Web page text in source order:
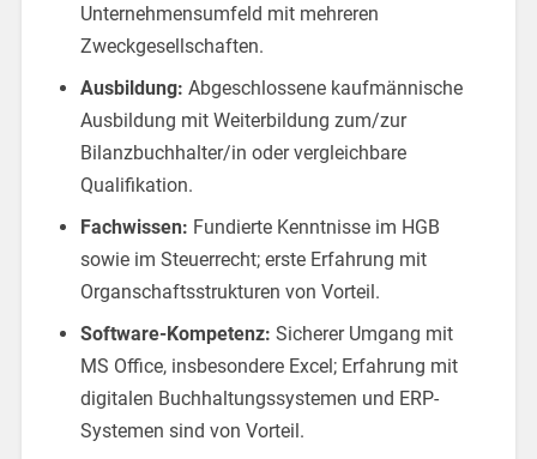
Unternehmensumfeld mit mehreren
Zweckgesellschaften.
Ausbildung: Abgeschlossene kaufmännische
Ausbildung mit Weiterbildung zum/zur
Bilanzbuchhalter/in oder vergleichbare
Qualifikation.
Fachwissen: Fundierte Kenntnisse im HGB
sowie im Steuerrecht; erste Erfahrung mit
Organschaftsstrukturen von Vorteil.
Software-Kompetenz: Sicherer Umgang mit
MS Office, insbesondere Excel; Erfahrung mit
digitalen Buchhaltungssystemen und ERP-
Systemen sind von Vorteil.